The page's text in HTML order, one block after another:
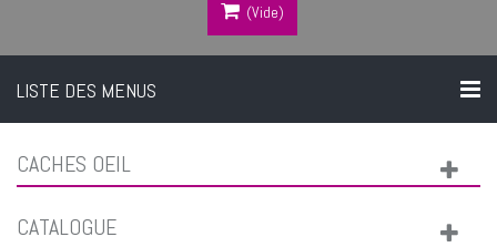
(vide)
LISTE DES MENUS
CACHES OEIL
CATALOGUE